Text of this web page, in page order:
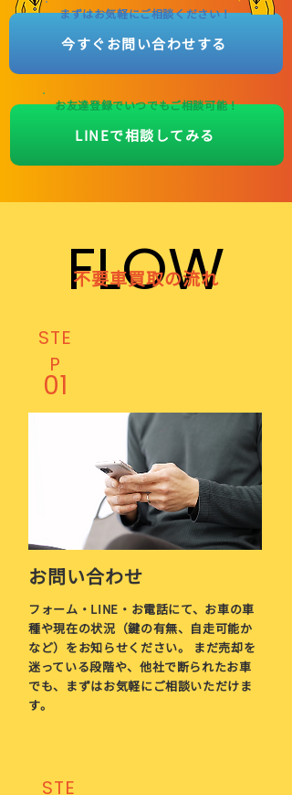
今すぐお問い合わせする
まずはお気軽にご相談ください！
LINEで相談してみる
お友達登録でいつでもご相談可能！
FLOW
FLOW
不要車買取の流れ
STE
P
01
お問い合わせ
フォーム・LINE・お電話にて、お車の車
種や現在の状況（鍵の有無、自走可能か
など）をお知らせください。 まだ売却を
迷っている段階や、他社で断られたお車
でも、まずはお気軽にご相談いただけま
す。
STE